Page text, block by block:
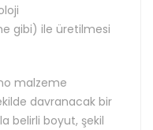
gibi) ile üretilmesi
malzeme
davranacak bir
belirli boyut, şekil